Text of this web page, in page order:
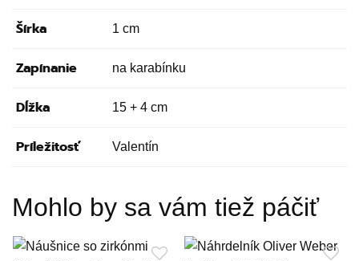
Šírka 1 cm
Zapínanie na karabínku
Dĺžka 15 + 4 cm
Príležitosť Valentín
Mohlo by sa vám tiež páčiť